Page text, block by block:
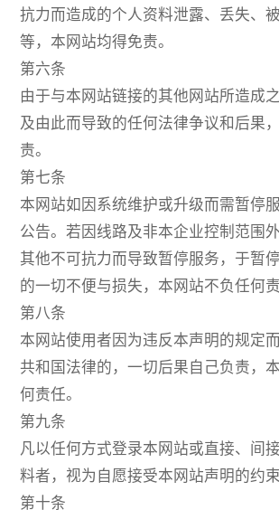
抗力而造成的个人资料泄露、丢失、
等，本网站均得免责。
第六条
由于与本网站链接的其他网站所造成
及由此而导致的任何法律争议和后果
责。
第七条
本网站如因系统维护或升级而需暂停
公告。若因线路及非本企业控制范围
其他不可抗力而导致暂停服务，于暂
的一切不便与损失，本网站不负任何责
第八条
本网站使用者因为违反本声明的规定
共和国法律的，一切后果自己负责，
何责任。
第九条
凡以任何方式登录本网站或直接、间
料者，视为自愿接受本网站声明的约束
第十条